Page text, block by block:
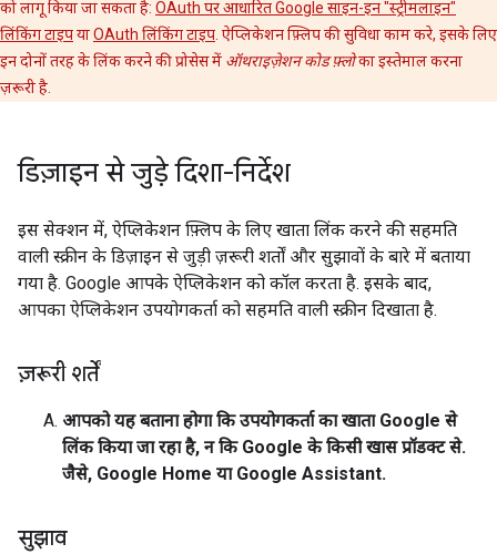
को लागू किया जा सकता है: OAuth पर आधारित Google साइन-इन "स्ट्रीमलाइन"
लिंकिंग टाइपयाOAuth लिंकिंग टाइप. ऐप्लिकेशन फ़्लिप की सुविधा काम करे, इसके लिए
इन दोनों तरह के लिंक करने की प्रोसेस में ऑथराइज़ेशन कोड फ़्लोका इस्तेमाल करना
ज़रूरी है.
डिज़ाइन से जुड़े दिशा-निर्देश
इस सेक्शन में, ऐप्लिकेशन फ़्लिप के लिए खाता लिंक करने की सहमति
वाली स्क्रीन के डिज़ाइन से जुड़ी ज़रूरी शर्तों और सुझावों के बारे में बताया
गया है. Google आपके ऐप्लिकेशन को कॉल करता है. इसके बाद,
आपका ऐप्लिकेशन उपयोगकर्ता को सहमति वाली स्क्रीन दिखाता है.
ज़रूरी शर्तें
आपको यह बताना होगा कि उपयोगकर्ता का खाता Google से
लिंक किया जा रहा है, न कि Google के किसी खास प्रॉडक्ट से.
जैसे, Google Home या Google Assistant.
सुझाव